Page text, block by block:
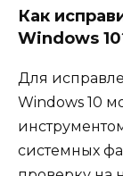
Как
Windows
Для
Windows 10
системных